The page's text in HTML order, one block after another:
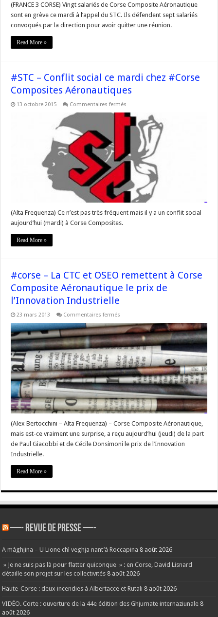
(FRANCE 3 CORSE) Vingt salariés de Corse Composite Aéronautique
sont en grève ce mardi à l’appel du STC. Ils défendent sept salariés
convoqués par la direction pour avoir quitter une réunion.
Read More »
#STC – Conflit social ce mardi chez #Corse
Composites Aéronautiques
13 octobre 2015 Commentaires fermés
–
Conflit
social
mardi
chez
#Corse
Composites
Aéronautiques
(Alta Frequenza) Ce n’est pas très fréquent mais il y a un conflit social
aujourd’hui (mardi) à Corse Composites.
Read More »
#corse – La CTC et OSEO remettent à Corse
Composite Aéronautique le prix de
l’Innovation Industrielle
23 mars 2013 Commentaires fermés
–
La
CTC
et
OSEO
remettent
à
Corse
Composite
Aéronautique
le
prix
de
l’Innovation
(Alex Bertocchini – Alta Frequenza) – Corse Composite Aéronautique,
mais est-ce vraiment une surprise, a reçu aujourd’hui (jeudi) de la part
de Paul Giacobbi et de Cécile Donsimoni le prix de l’Innovation
Industrielle.
Read More »
—- REVUE DE PRESSE —-
A màghjina – U Lione chì veghja nant’à Roccapina 8 août 2026
» Je ne suis pas là pour flatter quiconque » : en Corse, David Lisnard
détaille son projet sur les collectivités 8 août 2026
Haute-Corse : deux incendies à Albertacce et Rutali 8 août 2026
VIDÉO. Corte : ouverture de la 44e édition des Ghjurnate internaziunale 8
août 2026